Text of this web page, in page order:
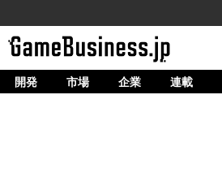
ホーム
開発 市場 企業 連載